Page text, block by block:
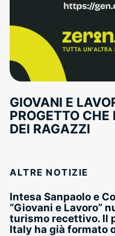
GIOVANI E
PROGETTO CHE
DEI RAGAZZI
ALTRE NOTIZIE
Intesa Sanpaolo e
“Giovani e Lavoro”
turismo recettivo. Il
Italy ha già formato